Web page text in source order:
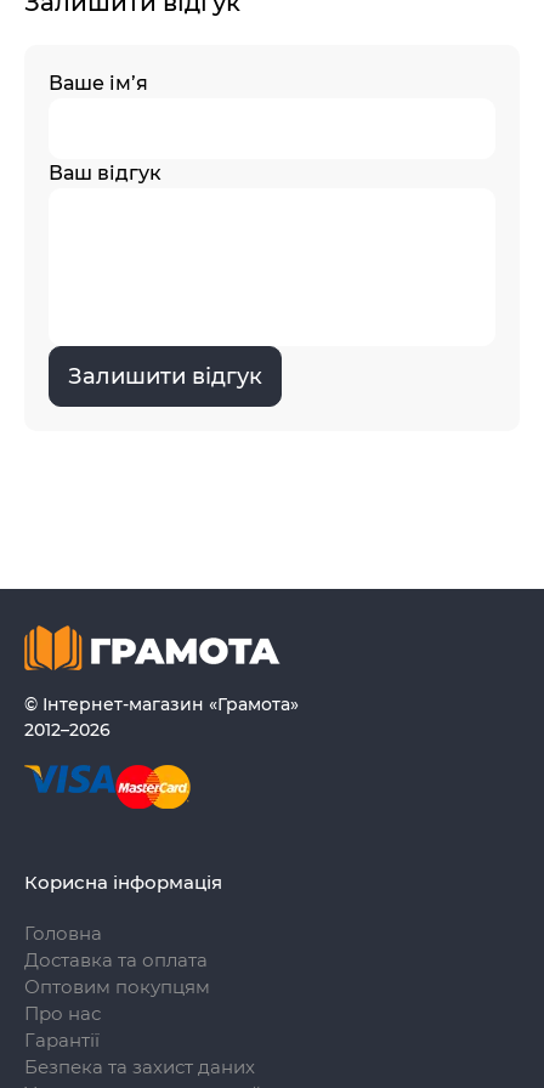
Ваше ім’я
Ваш відгук
Залишити відгук
© Інтернет-магазин «Грамота»
2012–2026
Корисна інформація
Головна
Доставка та оплата
Оптовим покупцям
Про нас
Гарантії
Безпека та захист даних